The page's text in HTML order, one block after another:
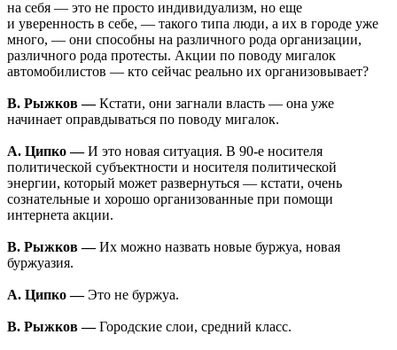
на себя — это не просто индивидуализм, но еще
и уверенность в себе, — такого типа люди, а их в городе уже
много, — они способны на различного рода организации,
различного рода протесты. Акции по поводу мигалок
автомобилистов — кто сейчас реально их организовывает?
В. Рыжков —Кстати, они загнали власть — она уже
начинает оправдываться по поводу мигалок.
А. Ципко —И это новая ситуация. В 90-е носителя
политической субъектности и носителя политической
энергии, который может развернуться — кстати, очень
сознательные и хорошо организованные при помощи
интернета акции.
В. Рыжков —Их можно назвать новые буржуа, новая
буржуазия.
А. Ципко —Это не буржуа.
В. Рыжков —Городские слои, средний класс.